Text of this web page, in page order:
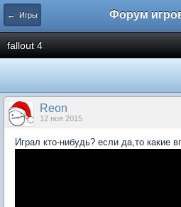
← Игры
fallout 4
Reon
12 ноя 2015
Играл кто-нибудь? если да,то какие